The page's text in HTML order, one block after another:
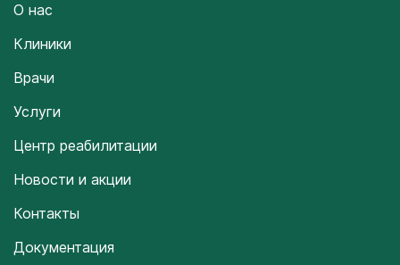
О нас
Клиники
Врачи
Услуги
Центр реабилитации
Новости и акции
Контакты
Документация